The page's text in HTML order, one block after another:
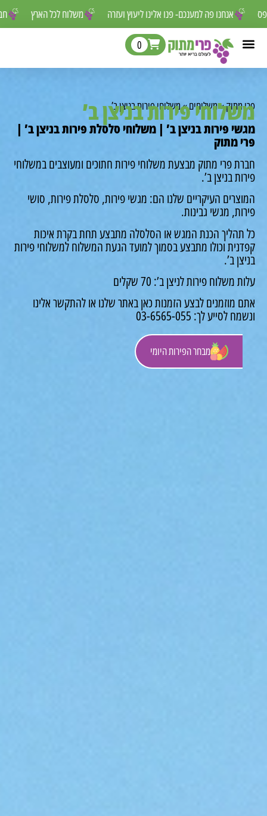
משלוח לכל הארץ אנחנו פה למענכם- פנו אלינו ליעוץ ועזרה לפספס
מבחר הפירות היומי
0
»משלוחים»משלוחי פירות בניצן ב’
פירות בניצן ב’
פירות בניצן ב’ | משלוחי סלסלת פירות בניצן ב’ |
מתוק
פרי מתוק מבצעת משלוחי פירות חתוכים ומעוצבים במשלוחי
בניצן ב’.
העיקריים שלנו הם: מגשי פירות, סלסלת פירות, סושי
מגשי גבינות.
הכנת המגש או הסלסלה מתבצע תחת בקרת איכות
וכולו מתבצע בסמוך למועד הגעת המשלוח למשלוחי פירות
ב’.
פירות לניצן ב’: 70 שקלים
מוזמנים לבצע הזמנות כאן באתר שלנו או להתקשר אלינו
לך: 03-6565-055